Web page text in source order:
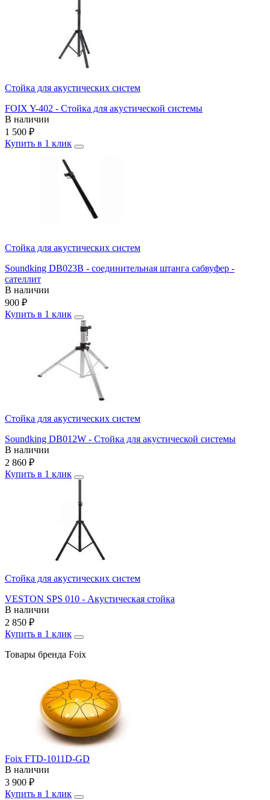
Стойка для акустических систем
FOIX Y-402 - Стойка для акустической системы
В наличии
1 500 ₽
Купить в 1 клик
Стойка для акустических систем
Soundking DB023B - соединительная штанга сабвуфер -
сателлит
В наличии
900 ₽
Купить в 1 клик
Стойка для акустических систем
Soundking DB012W - Стойка для акустической системы
В наличии
2 860 ₽
Купить в 1 клик
Стойка для акустических систем
VESTON SPS 010 - Акустическая стойка
В наличии
2 850 ₽
Купить в 1 клик
Товары бренда Foix
Foix FTD-1011D-GD
В наличии
3 900 ₽
Купить в 1 клик